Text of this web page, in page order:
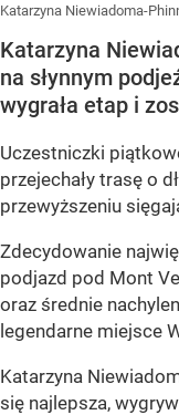
Katarzyna Niewiadoma-
Katarzyna
na słynnym
wygrała etap i
Uczestniczki
przejechały trasę o
przewyższeniu
Zdecydowanie
podjazd pod Mont
oraz średnie
legendarne miejsce
Katarzyna
się najlepsza,